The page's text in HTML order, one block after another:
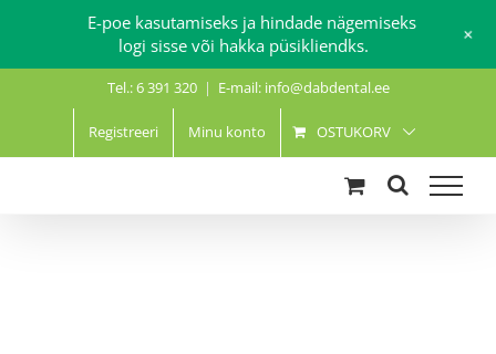
Tel.: 6 391 320 | E-mail: info@dabdental.ee
Registreeri Minu konto OSTUKORV
E-poe kasutamiseks ja hindade nägemiseks
logi sisse või hakka püsikliendks.
+